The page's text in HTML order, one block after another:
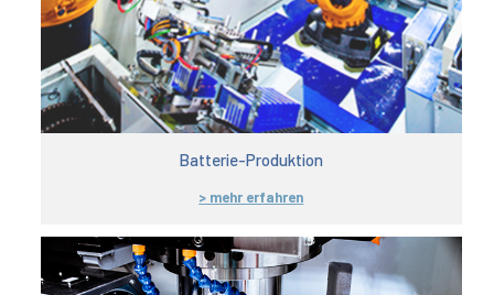
Batterie-Produktion
> mehr erfahren